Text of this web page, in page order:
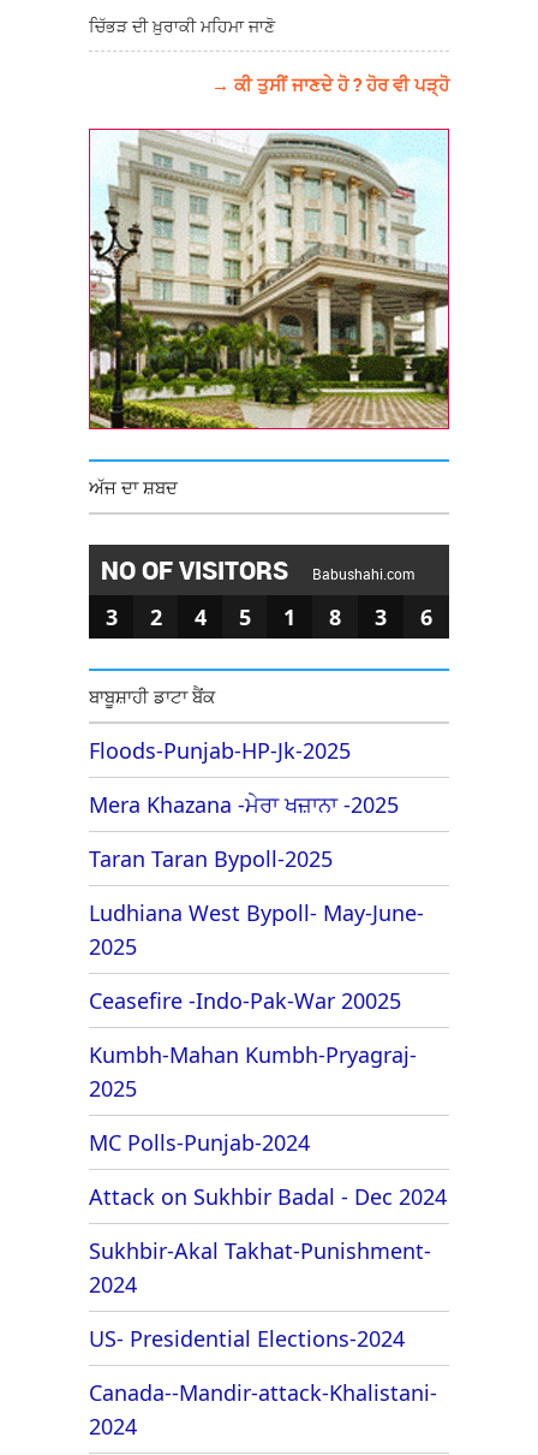
ਚਿੱਭੜ ਦੀ ਖ਼ੁਰਾਕੀ ਮਹਿਮਾ ਜਾਣੋ
→ ਕੀ ਤੁਸੀਂ ਜਾਣਦੇ ਹੋ ? ਹੋਰ ਵੀ ਪੜ੍ਹੋ
ਅੱਜ ਦਾ ਸ਼ਬਦ
NO OF VISITORS Babushahi.com
3 2 4 5 1 8 3 6
ਬਾਬੂਸ਼ਾਹੀ ਡਾਟਾ ਬੈਂਕ
Floods-Punjab-HP-Jk-2025
Mera Khazana -ਮੇਰਾ ਖਜ਼ਾਨਾ -2025
Taran Taran Bypoll-2025
Ludhiana West Bypoll- May-June-
2025
Ceasefire -Indo-Pak-War 20025
Kumbh-Mahan Kumbh-Pryagraj-
2025
MC Polls-Punjab-2024
Attack on Sukhbir Badal - Dec 2024
Sukhbir-Akal Takhat-Punishment-
2024
US- Presidential Elections-2024
Canada--Mandir-attack-Khalistani-
2024